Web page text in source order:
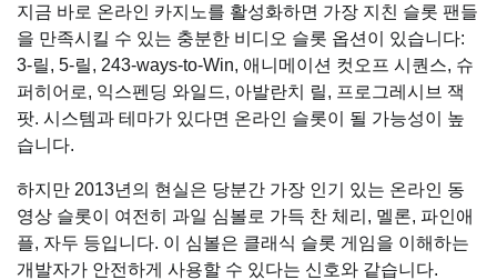
지금 바로 온라인 카지노를 활성화하면 가장 지친 슬롯 팬들
을 만족시킬 수 있는 충분한 비디오 슬롯 옵션이 있습니다:
3-릴, 5-릴, 243-ways-to-Win, 애니메이션 컷오프 시퀀스, 슈
퍼히어로, 익스펜딩 와일드, 아발란치 릴, 프로그레시브 잭
팟. 시스템과 테마가 있다면 온라인 슬롯이 될 가능성이 높
습니다.
하지만 2013년의 현실은 당분간 가장 인기 있는 온라인 동
영상 슬롯이 여전히 과일 심볼로 가득 찬 체리, 멜론, 파인애
플, 자두 등입니다. 이 심볼은 클래식 슬롯 게임을 이해하는
개발자가 안전하게 사용할 수 있다는 신호와 같습니다.